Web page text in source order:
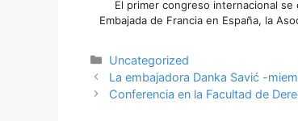
El primer congreso internacional
Embajada de Francia en España, la
Categorías
Uncategorized
La embajadora Danka Savić -
Conferencia en la Facultad de